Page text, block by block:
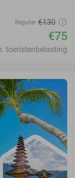
Regulier €130
€75
toeristenbelasting